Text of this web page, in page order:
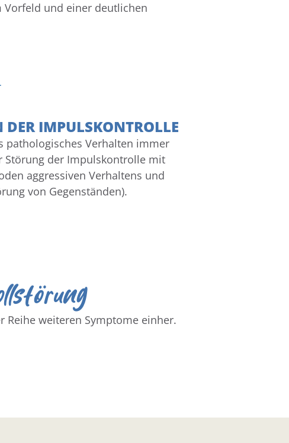
und einer deutlichen
IMPULSKONTROLLE
Verhalten immer
der Impulskontrolle mit
aggressiven Verhaltens und
von Gegenständen).
weiteren Symptome einher.